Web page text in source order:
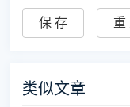
类似文章